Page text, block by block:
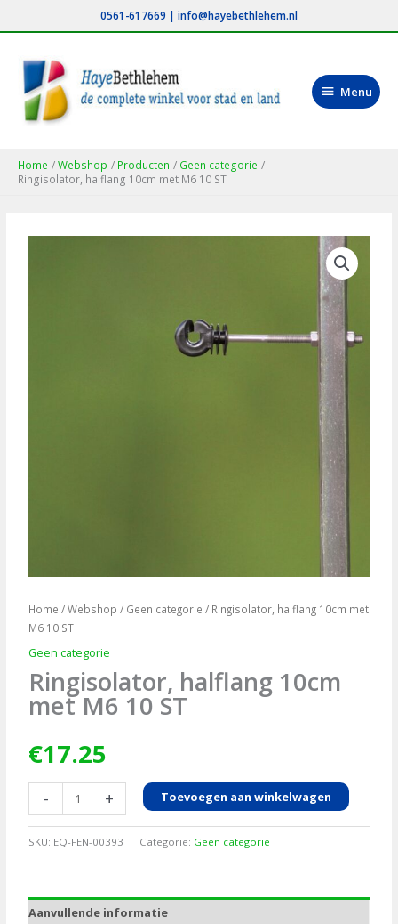
naar
inhoud
0561-617669 | info@hayebethlehem.nl
Menu
Menu
Home Webshop Producten
Geen categorie
Ringisolator, halflang 10cm met M6 10 ST
Home /Webshop / Geen categorie / Ringisolator, halflang 10cm met
M6 10 ST
Geen categorie
Ringisolator, halflang 10cm
met M6 10 ST
€17.25
-
Ringisolator,
halflang
10cm
10
ST
+ Toevoegen aan winkelwagen
SKU: EQ-FEN-00393 Categorie: Geen categorie
Aanvullende informatie